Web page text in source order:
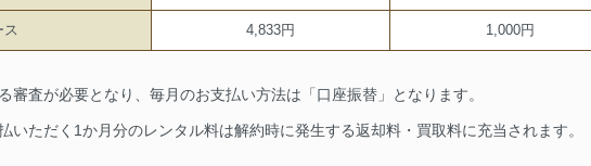
ス 4,833円 1,000円
審査が必要となり、毎月のお支払い方法は「口座振替」となります。
いただく1か月分のレンタル料は解約時に発生する返却料・買取料に充当されます。